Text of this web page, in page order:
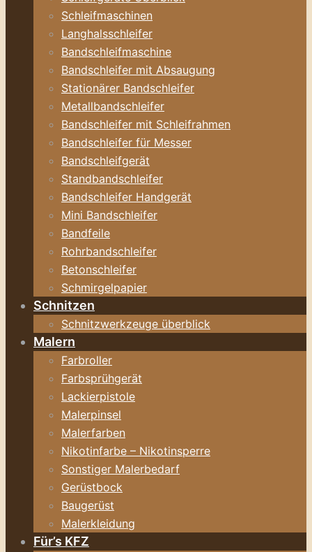
Schleifmaschinen
Langhalsschleifer
Bandschleifmaschine
Bandschleifer mit Absaugung
Stationärer Bandschleifer
Metallbandschleifer
Bandschleifer mit Schleifrahmen
Bandschleifer für Messer
Bandschleifgerät
Standbandschleifer
Bandschleifer Handgerät
Mini Bandschleifer
Bandfeile
Rohrbandschleifer
Betonschleifer
Schmirgelpapier
Schnitzen
Schnitzwerkzeuge überblick
Malern
Farbroller
Farbsprühgerät
Lackierpistole
Malerpinsel
Malerfarben
Nikotinfarbe – Nikotinsperre
Sonstiger Malerbedarf
Gerüstbock
Baugerüst
Malerkleidung
Für’s KFZ